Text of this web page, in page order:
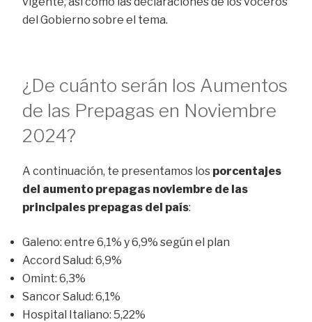
del Gobierno sobre el tema.
¿De cuánto serán los Aumentos
de las Prepagas en Noviembre
2024?
A continuación, te presentamos los porcentajes
del aumento prepagas noviembre de las
principales prepagas del país:
Galeno: entre 6,1% y 6,9% según el plan
Accord Salud: 6,9%
Omint: 6,3%
Sancor Salud: 6,1%
Hospital Italiano: 5,22%